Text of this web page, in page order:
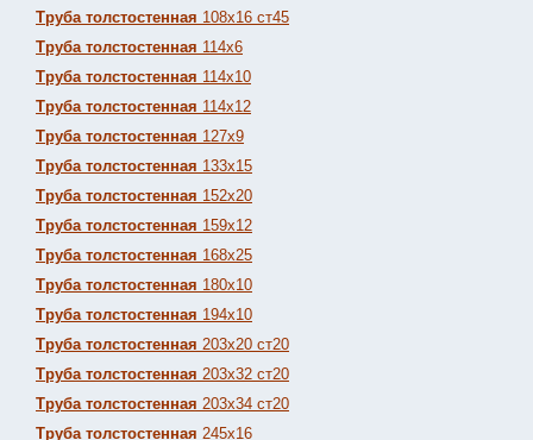
Труба толстостенная 108х16 ст45
Труба толстостенная 114х6
Труба толстостенная 114х10
Труба толстостенная 114х12
Труба толстостенная 127х9
Труба толстостенная 133х15
Труба толстостенная 152х20
Труба толстостенная 159х12
Труба толстостенная 168х25
Труба толстостенная 180х10
Труба толстостенная 194х10
Труба толстостенная 203х20 ст20
Труба толстостенная 203х32 ст20
Труба толстостенная 203х34 ст20
Труба толстостенная 245х16